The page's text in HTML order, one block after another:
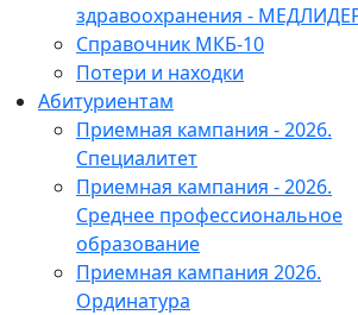
здравоохранения -
Справочник МКБ-10
Потери и находки
Абитуриентам
Приемная кампания - 2026.
Специалитет
Приемная кампания - 2026.
Среднее профессиональное
образование
Приемная кампания 2026.
Ординатура